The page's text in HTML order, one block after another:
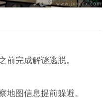
完成解谜逃脱。
图信息提前躲避。